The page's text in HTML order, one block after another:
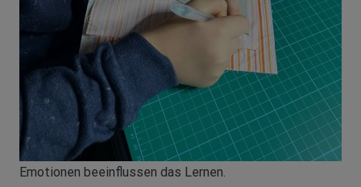
Emotionen beeinflussen das Lernen.